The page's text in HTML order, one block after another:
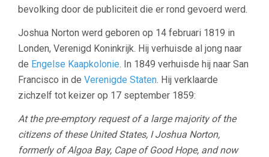
bevolking door de publiciteit die er rond gevoerd werd.
Joshua Norton werd geboren op 14 februari 1819 in
Londen, Verenigd Koninkrijk. Hij verhuisde al jong naar
de Engelse Kaapkolonie. In 1849 verhuisde hij naar San
Francisco in de Verenigde Staten. Hij verklaarde
zichzelf tot keizer op 17 september 1859:
At the pre-emptory request of a large majority of the
citizens of these United States, I Joshua Norton,
formerly of Algoa Bay, Cape of Good Hope, and now